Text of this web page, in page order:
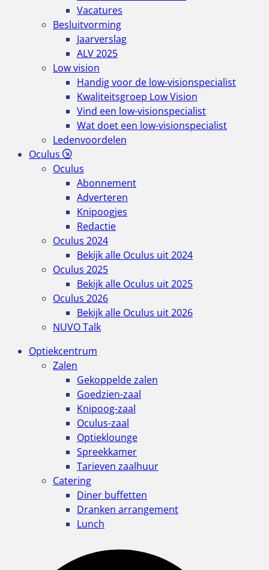
Vacatures
Besluitvorming
Jaarverslag
ALV 2025
Low vision
Handig voor de low-visionspecialist
Kwaliteitsgroep Low Vision
Vind een low-visionspecialist
Wat doet een low-visionspecialist
Ledenvoordelen
Oculus
Oculus
Abonnement
Adverteren
Knipoogjes
Redactie
Oculus 2024
Bekijk alle Oculus uit 2024
Oculus 2025
Bekijk alle Oculus uit 2025
Oculus 2026
Bekijk alle Oculus uit 2026
NUVO Talk
Optiekcentrum
Zalen
Gekoppelde zalen
Goedzien-zaal
Knipoog-zaal
Oculus-zaal
Optieklounge
Spreekkamer
Tarieven zaalhuur
Catering
Diner buffetten
Dranken arrangement
Lunch